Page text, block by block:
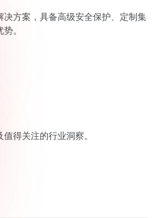
方案，具备高级安全保护、定制集
。
得关注的行业洞察。